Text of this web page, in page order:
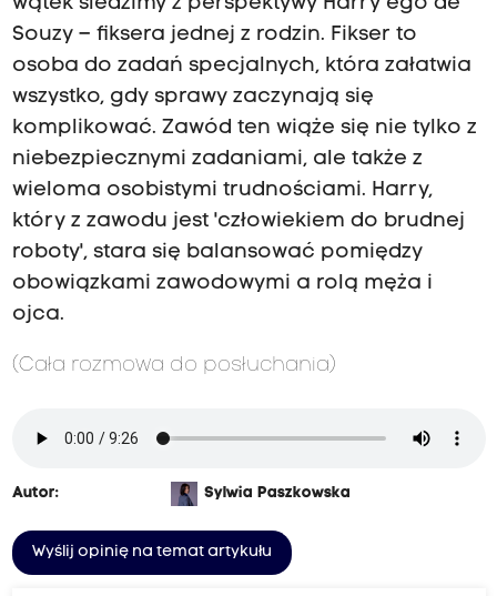
Souzy – fiksera jednej z rodzin. Fikser to
osoba do zadań specjalnych, która załatwia
wszystko, gdy sprawy zaczynają się
komplikować. Zawód ten wiąże się nie tylko z
niebezpiecznymi zadaniami, ale także z
wieloma osobistymi trudnościami. Harry,
który z zawodu jest 'człowiekiem do brudnej
roboty', stara się balansować pomiędzy
obowiązkami zawodowymi a rolą męża i
ojca.
(Cała rozmowa do posłuchania)
Autor: Sylwia Paszkowska
Wyślij opinię na temat artykułu